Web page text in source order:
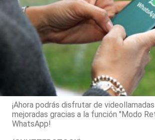
¡Ahora podrás disfrutar de
mejoradas gracias a la función "Modo
WhatsApp!